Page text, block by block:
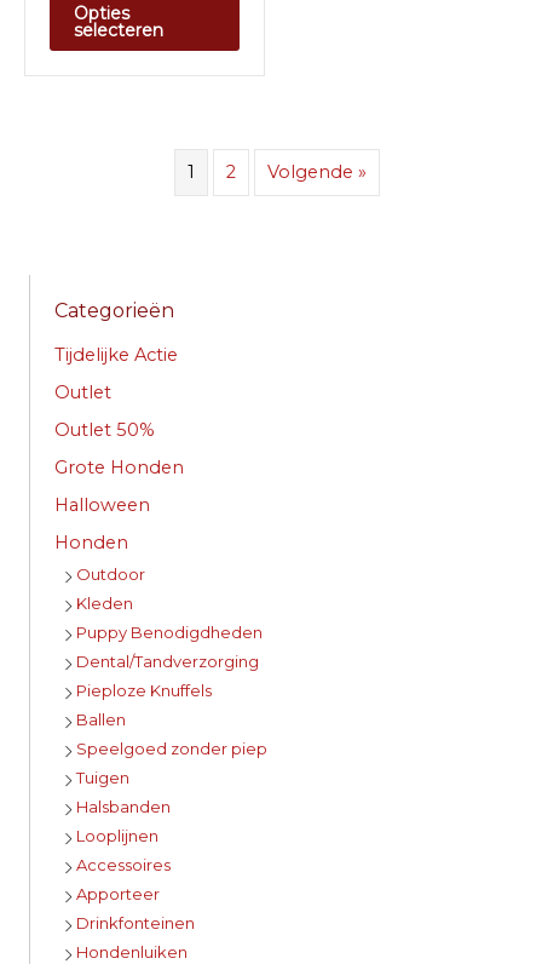
Opties
selecteren
1 2 Volgende »
Categorieën
Tijdelijke Actie
Outlet
Outlet 50%
Grote Honden
Halloween
Honden
Outdoor
Kleden
Puppy Benodigdheden
Dental/Tandverzorging
Pieploze Knuffels
Ballen
Speelgoed zonder piep
Tuigen
Halsbanden
Looplijnen
Accessoires
Apporteer
Drinkfonteinen
Hondenluiken